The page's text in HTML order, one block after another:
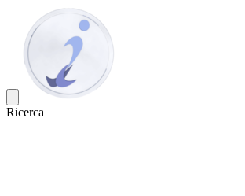
Ricerca